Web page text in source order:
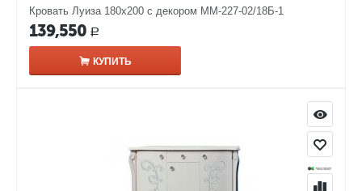
Кровать Луиза 180х200 с декором ММ-227-02/18Б-1
139,550 Р
КУПИТЬ